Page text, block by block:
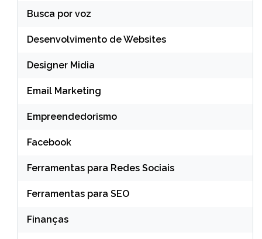
Busca por voz
Desenvolvimento de Websites
Designer Midia
Email Marketing
Empreendedorismo
Facebook
Ferramentas para Redes Sociais
Ferramentas para SEO
Finanças